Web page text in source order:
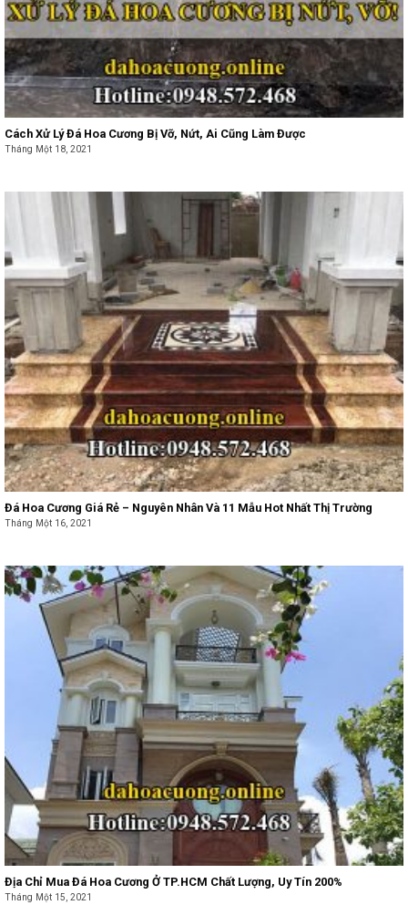
Cách Xử Lý Đá Hoa Cương Bị Vỡ, Nứt, Ai Cũng Làm Được
Tháng Một 18, 2021
Đá Hoa Cương Giá Rẻ – Nguyên Nhân Và 11 Mẫu Hot Nhất Thị Trường
Tháng Một 16, 2021
Địa Chỉ Mua Đá Hoa Cương Ở TP.HCM Chất Lượng, Uy Tín 200%
Tháng Một 15, 2021